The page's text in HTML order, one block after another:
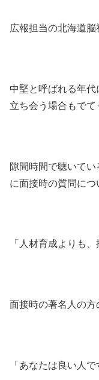
広報担当の北海道脳
中堅と呼ばれる年
立ち会う場合もでて
隙間時間で聴いて
に面接時の質問につ
「人材育成よりも、
面接時の著名人の方
「あなたは良い人で